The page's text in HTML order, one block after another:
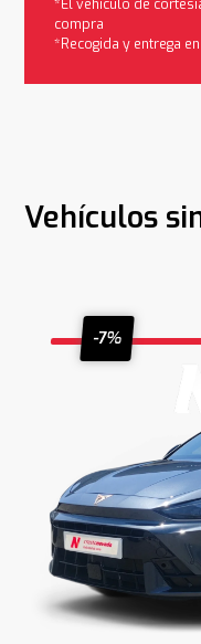
*El vehículo de
compra
*Recogida y entrega
Vehículos
-7%